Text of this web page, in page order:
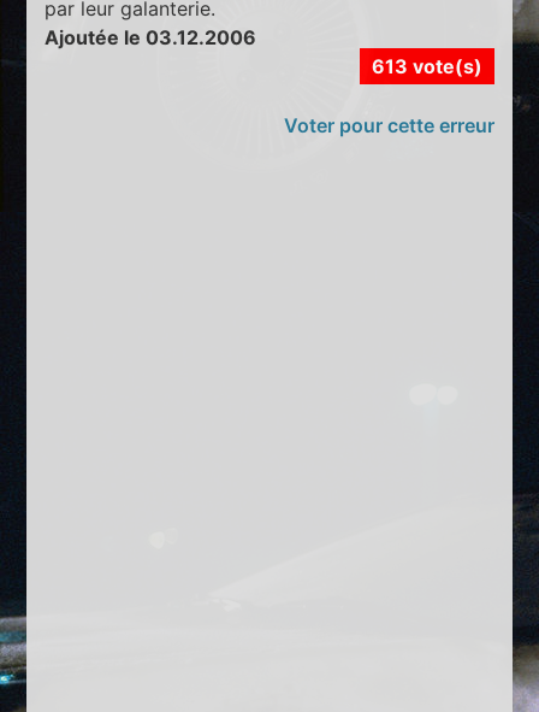
par leur galanterie.
Ajoutée le 03.12.2006
613 vote(s)
Voter pour cette erreur